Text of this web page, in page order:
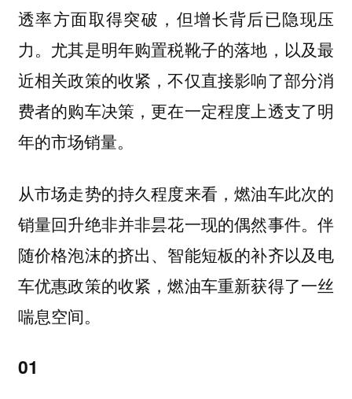
透率方面取得突破，但增长背后已隐现压
力。尤其是明年购置税靴子的落地，以及最
近相关政策的收紧，不仅直接影响了部分消
费者的购车决策，更在一定程度上透支了明
年的市场销量。
从市场走势的持久程度来看，燃油车此次的
销量回升绝非并非昙花一现的偶然事件。伴
随价格泡沫的挤出、智能短板的补齐以及电
车优惠政策的收紧，燃油车重新获得了一丝
喘息空间。
01